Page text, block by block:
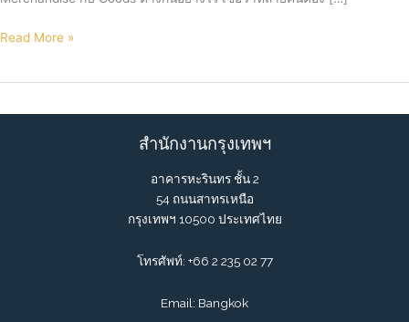
Merchandise
กัน
Read More »
สำนักงานกรุงเทพฯ
อาคารหะรินทร ชั้น 2
54 ถนนสาทรเหนือ
กรุงเทพฯ 10500 ประเทศไทย
โทรศัพท์: +66 2 235 02 77
Email: Bangkok